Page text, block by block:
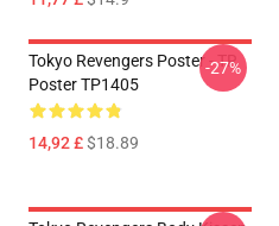
Tokyo Revengers Poster - TR
Poster TP1405
14,92 £$18.89
-27%